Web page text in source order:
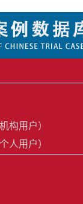
构用户）
人用户）